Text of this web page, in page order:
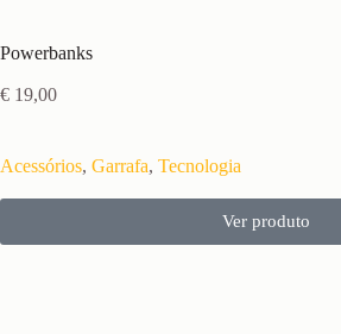
Powerbanks
€ 19,00
Acessórios, Garrafa, Tecnologia
Ver produto